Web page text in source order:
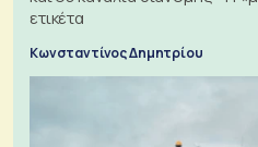
ετικέτα
Κωνσταντίνος Δημητρίου